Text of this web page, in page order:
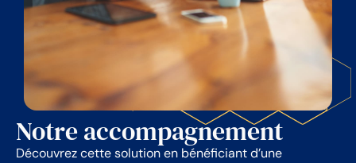
Notre accompagnement
Découvrez cette solution en bénéficiant d’une